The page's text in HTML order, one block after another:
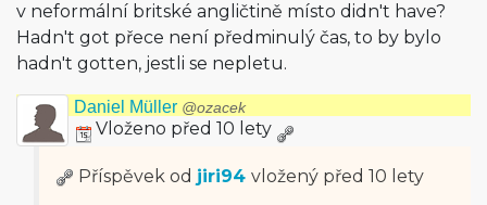
v neformální britské angličtině místo didn't have?
Hadn't got přece není předminulý čas, to by bylo
hadn't gotten, jestli se nepletu.
Daniel Müller @ozacek
Vloženo před 10 lety
Příspěvek od jiri94 vložený před 10 lety